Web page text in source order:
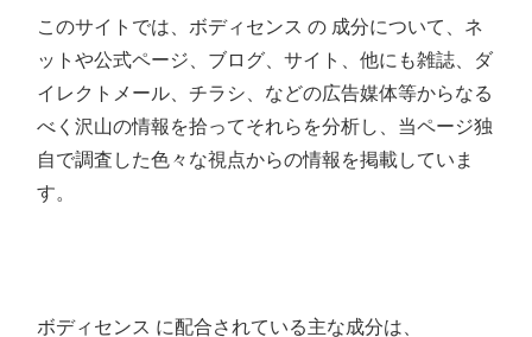
このサイトでは、ボディセンス の 成分について、ネ
ットや公式ページ、ブログ、サイト、他にも雑誌、ダ
イレクトメール、チラシ、などの広告媒体等からなる
べく沢山の情報を拾ってそれらを分析し、当ページ独
自で調査した色々な視点からの情報を掲載していま
す。
ボディセンス に配合されている主な成分は、